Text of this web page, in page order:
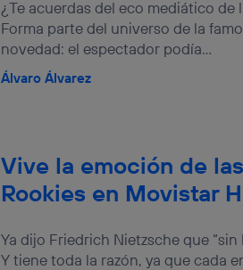
¿Te acuerdas del eco mediático
Forma parte del universo de la
novedad: el espectador podía...
Álvaro Álvarez
Vive la emoción de
Rookies en Movistar
Ya dijo Friedrich Nietzsche que
Y tiene toda la razón, ya que cada